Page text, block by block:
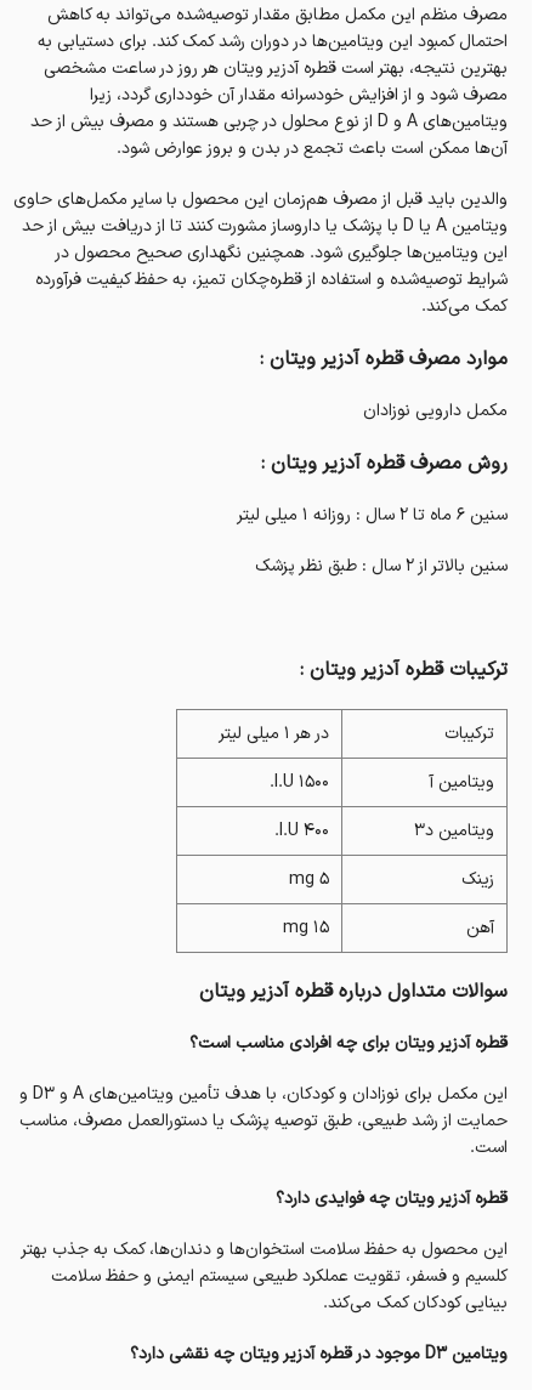
مصرف منظم این مکمل مطابق مقدار توصیه‌شده می‌تواند به کاهش
احتمال کمبود این ویتامین‌ها در دوران رشد کمک کند. برای دستیابی به
بهترین نتیجه، بهتر است قطره آدزیر ویتان هر روز در ساعت مشخصی
مصرف شود و از افزایش خودسرانه مقدار آن خودداری گردد، زیرا
ویتامین‌های A و D از نوع محلول در چربی هستند و مصرف بیش از حد
آن‌ها ممکن است باعث تجمع در بدن و بروز عوارض شود.
والدین باید قبل از مصرف هم‌زمان این محصول با سایر مکمل‌های حاوی
ویتامین A یا D با پزشک یا داروساز مشورت کنند تا از دریافت بیش از حد
این ویتامین‌ها جلوگیری شود. همچنین نگهداری صحیح محصول در
شرایط توصیه‌شده و استفاده از قطره‌چکان تمیز، به حفظ کیفیت فرآورده
کمک می‌کند.
موارد مصرف قطره آدزیر ویتان :
مکمل دارویی نوزادان
روش مصرف قطره آدزیر ویتان :
سنین 6 ماه تا 2 سال : روزانه 1 میلی لیتر
سنین بالاتر از 2 سال : طبق نظر پزشک
ترکیبات قطره آدزیر ویتان :
ترکیبات
در هر 1 میلی لیتر
ویتامین آ
1500 I.U.
ویتامین د3
400 I.U.
زینک
5 mg
آهن
15 mg
سوالات متداول درباره قطره آدزیر ویتان
قطره آدزیر ویتان برای چه افرادی مناسب است؟
این مکمل برای نوزادان و کودکان، با هدف تأمین ویتامین‌های A و D3 و
حمایت از رشد طبیعی، طبق توصیه پزشک یا دستورالعمل مصرف، مناسب
است.
قطره آدزیر ویتان چه فوایدی دارد؟
این محصول به حفظ سلامت استخوان‌ها و دندان‌ها، کمک به جذب بهتر
کلسیم و فسفر، تقویت عملکرد طبیعی سیستم ایمنی و حفظ سلامت
بینایی کودکان کمک می‌کند.
ویتامین D3 موجود در قطره آدزیر ویتان چه نقشی دارد؟